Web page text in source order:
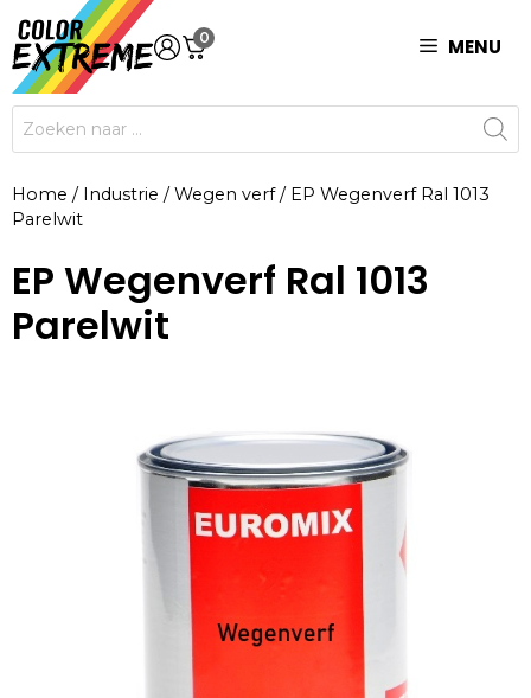
Ga
naar
de
inhoud
0 MENU
Producten
zoeken
Home / Industrie /Wegen verf/ EP Wegenverf Ral 1013
Parelwit
EP Wegenverf Ral 1013
Parelwit